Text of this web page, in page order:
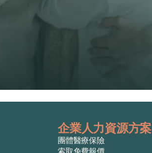
企業人力資源方案
團體醫療保險
索取免費報價